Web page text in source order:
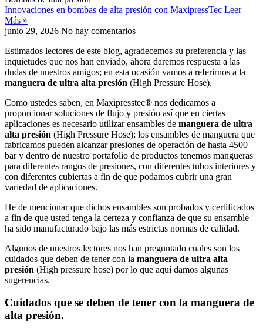
Innovaciones en bombas de alta presión con MaxipressTec Leer
Más »
junio 29, 2026 No hay comentarios
Estimados lectores de este blog, agradecemos su preferencia y las
inquietudes que nos han enviado, ahora daremos respuesta a las
dudas de nuestros amigos; en esta ocasión vamos a referirnos a la
manguera de ultra alta presión (High Pressure Hose).
Como ustedes saben, en Maxipresstec® nos dedicamos a
proporcionar soluciones de flujo y presión así que en ciertas
aplicaciones es necesario utilizar ensambles de manguera de ultra
alta presión (High Pressure Hose); los ensambles de manguera que
fabricamos pueden alcanzar presiones de operación de hasta 4500
bar y dentro de nuestro portafolio de productos tenemos mangueras
para diferentes rangos de presiones, con diferentes tubos interiores y
con diferentes cubiertas a fin de que podamos cubrir una gran
variedad de aplicaciones.
He de mencionar que dichos ensambles son probados y certificados
a fin de que usted tenga la certeza y confianza de que su ensamble
ha sido manufacturado bajo las más estrictas normas de calidad.
Algunos de nuestros lectores nos han preguntado cuales son los
cuidados que deben de tener con la manguera de ultra alta
presión (High pressure hose) por lo que aquí damos algunas
sugerencias.
Cuidados que se deben de tener con la manguera de
alta presión.